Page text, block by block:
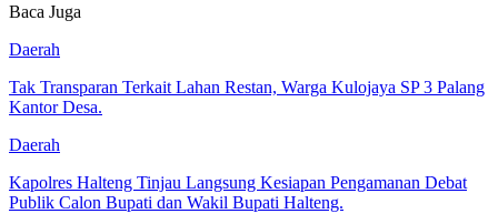
Baca Juga
Daerah
Tak Transparan Terkait Lahan Restan, Warga Kulojaya SP 3 Palang
Kantor Desa.
Daerah
Kapolres Halteng Tinjau Langsung Kesiapan Pengamanan Debat
Publik Calon Bupati dan Wakil Bupati Halteng.